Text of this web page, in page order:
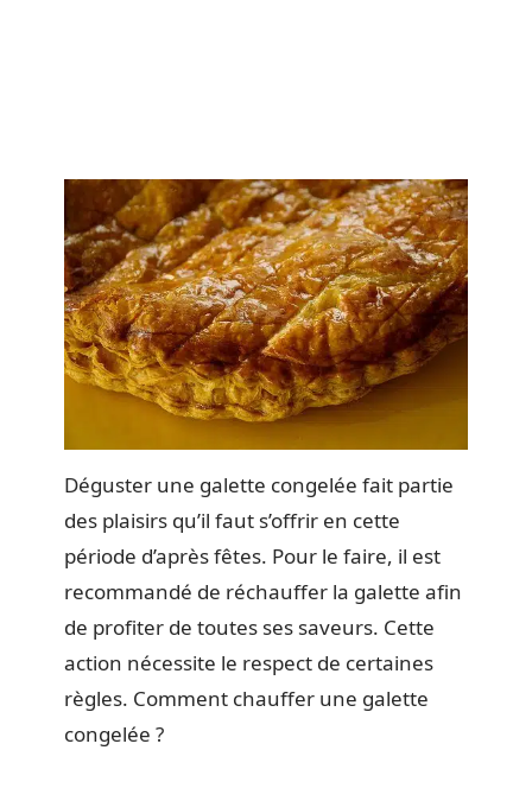
Déguster une galette congelée fait partie
des plaisirs qu’il faut s’offrir en cette
période d’après fêtes. Pour le faire, il est
recommandé de réchauffer la galette afin
de profiter de toutes ses saveurs. Cette
action nécessite le respect de certaines
règles. Comment chauffer une galette
congelée ?